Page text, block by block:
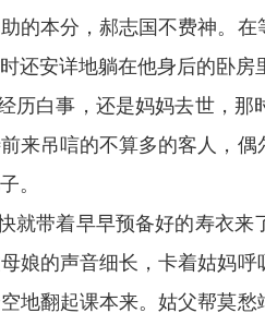
的本分，郝志国不费神。
还安详地躺在他身后的卧
历白事，还是妈妈去世，
来吊唁的不算多的客人，
。
就带着早早预备好的寿衣
娘的声音细长，卡着姑妈
地翻起课本来。姑父帮莫